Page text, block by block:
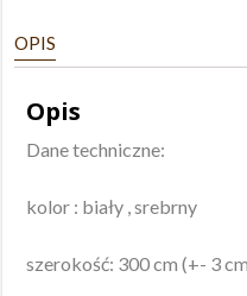
OPIS
Opis
Dane techniczne:
kolor : biały , srebrny
szerokość: 300 cm (+- 3